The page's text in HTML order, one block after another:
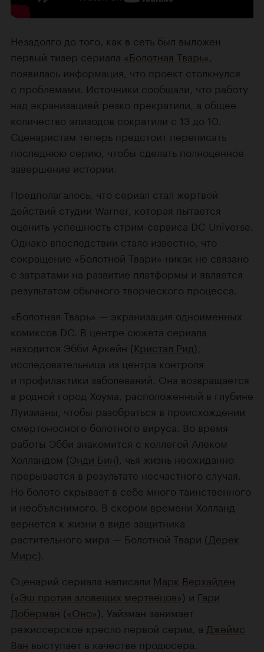
Незадолго до того, как в сеть был выложен
первый тизер сериала «Болотная Тварь»
появилась информация, что проект столкнулся
с проблемами. Источники сообщали, что работу
над экранизацией резко прекратили, а общее
количество эпизодов сократили с 13 до 10.
Сценаристам теперь предстоит переписать
последнюю серию, чтобы сделать полноценное
завершение истории.
Предполагалось, что сериал стал жертвой
действий студии Warner, которая пытается
оценить успешность стрим-сервиса DC Universe.
Однако впоследствии стало известно, что
сокращение «Болотной Твари» никак не связано
с затратами на развитие платформы и является
результатом обычного творческого процесса.
«Болотная Тварь» — экранизация одноименных
комиксов DC. В центре сюжета сериала
находится Эбби Аркейн (Кристал Рид),
исследовательница из центра контроля
и профилактики заболеваний. Она возвращается
в родной город Хоума, расположенный в глубине
Луизианы, чтобы разобраться в происхождении
смертоносного болотного вируса. Во время
работы Эбби знакомится с коллегой Алеком
Холландом (Энди Бин), чья жизнь неожиданно
прерывается в результате несчастного случая.
Но болото скрывает в себе много таинственного
и необъяснимого. В скором времени Холланд
вернется к жизни в виде защитника
растительного мира — Болотной Твари (Дерек
Мирс).
Сценарий сериала написали Марк Верхайден
(«Эш против зловещих мертвецов») и Гари
Доберман («Оно»). Уайзман занимает
режиссерское кресло первой серии, а Джеймс
Ван выступает в качестве продюсера.